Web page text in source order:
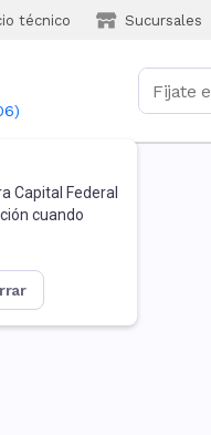
técnico Sucursales
)
Capital Federal
cuando